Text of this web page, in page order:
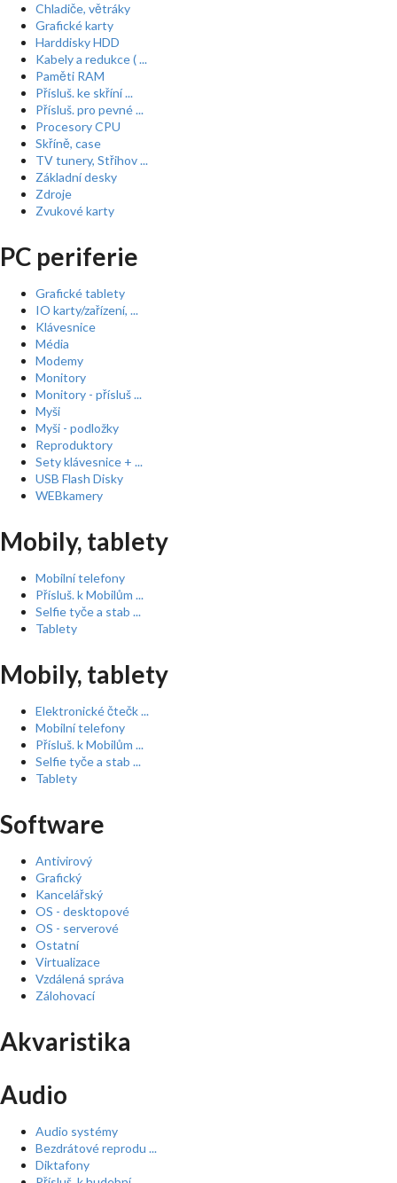
Chladiče, větráky
Grafické karty
Harddisky HDD
Kabely a redukce ( ...
Paměti RAM
Přísluš. ke skříní ...
Přísluš. pro pevné ...
Procesory CPU
Skříně, case
TV tunery, Střihov ...
Základní desky
Zdroje
Zvukové karty
PC periferie
Grafické tablety
IO karty/zařízení, ...
Klávesnice
Média
Modemy
Monitory
Monitory - přísluš ...
Myši
Myši - podložky
Reproduktory
Sety klávesnice + ...
USB Flash Disky
WEBkamery
Mobily, tablety
Mobilní telefony
Přísluš. k Mobilům ...
Selfie tyče a stab ...
Tablety
Mobily, tablety
Elektronické čtečk ...
Mobilní telefony
Přísluš. k Mobilům ...
Selfie tyče a stab ...
Tablety
Software
Antivirový
Grafický
Kancelářský
OS - desktopové
OS - serverové
Ostatní
Virtualizace
Vzdálená správa
Zálohovací
Akvaristika
Audio
Audio systémy
Bezdrátové reprodu ...
Diktafony